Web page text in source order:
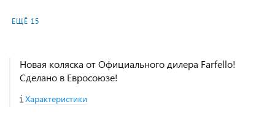
ЕЩЁ 15
Новая коляска от Официального дилера Farfello!
Сделано в Евросоюзе!
Характеристики